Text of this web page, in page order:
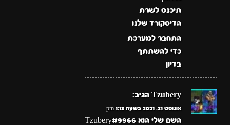
תיכנס לשרת
הדיסקורד שלנו
התחבר למערכת
כדי להשתתף
בדיון
Tzubery הגיב:
אוגוסט 31, 2021 בשעה 1:13 pm
השם שלי הוא Tzubery#9966